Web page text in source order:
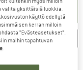
VERTAILE
toimitustiedot täältä!
valita yksittäisiä luokkia.
käyttö edellytä
kerran milloin
”Evästeasetukset”.
maihin tapahtuvan
.